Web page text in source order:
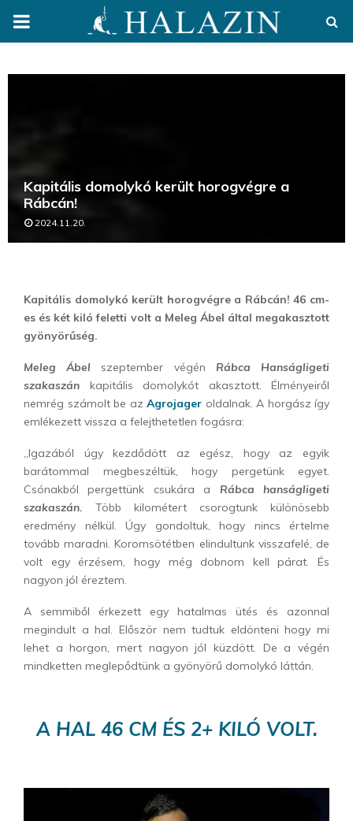
PRIMARY
Kapitális domolykó került horogvégre a
Rábcán!
2024.11.20.
Kapitális domolykó került horogvégre a Rábcán! 46 cm-
es és két kiló feletti volt a Meleg Ábel által megakasztott
gyönyörűség.
Meleg Ábel szeptember végén Rábca Hanságligeti
szakaszán kapitális domolykót akasztott. Élményeiről
nemrég számolt be az Agrojager oldalnak. A horgász így
emlékezett vissza a felejthetetlen fogásra:
„Igazából úgy kezdődött az egész, hogy az egyik
barátommal megbeszéltük, hogy pergetünk egyet.
Csónakból pergettünk csukára a Rábca hanságligeti
szakaszán. Több kilométert csorogtunk különösebb
eredmény nélkül. Úgy gondoltuk, hogy nincs értelme
tovább maradni. Koromsötétben elindultunk visszafelé, de
volt egy érzésem, hogy még dobnom kell párat. És
nagyon jól éreztem.
A semmiből érkezett egy hatalmas ütés és azonnal
megindult a hal. Először nem tudtuk eldönteni hogy mi
lehet a horgon, mert nagyon jól küzdött. De a végén
mindketten meglepődtünk a gyönyörű domolykó láttán.
A HAL 46 CM ÉS 2+ KILÓ VOLT.